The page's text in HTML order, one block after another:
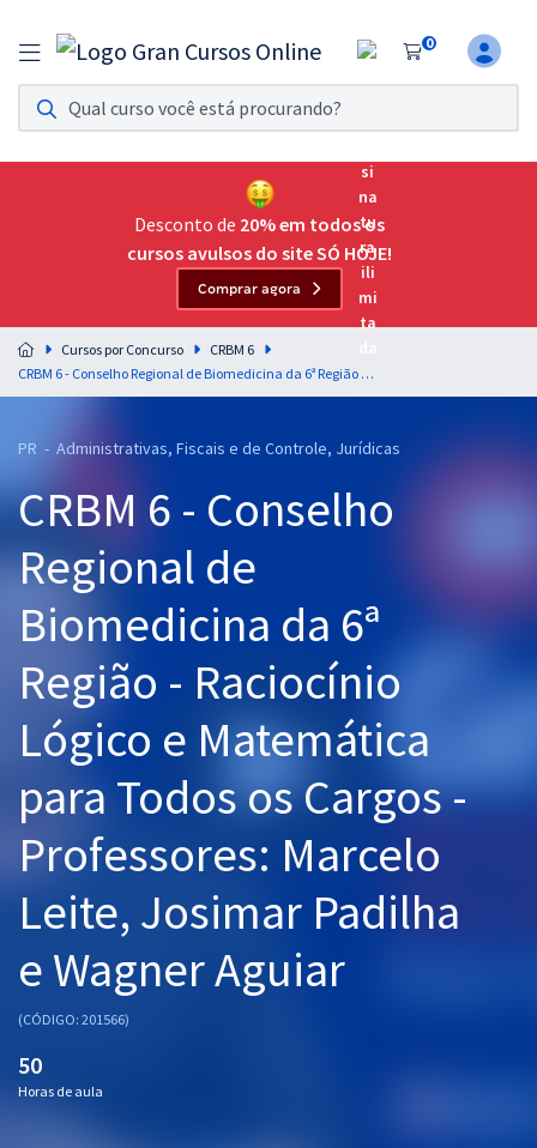
0
Assinatura Ilimitada 11
Acesso a todos os cursos. Teste grátis por 7 dias!
Assinatura OAB Até Passar
Acesso ilimitado a toda preparação para o Exame da
Residências Multiprofissionais
Preparação completa e intensiva para as principais
residências em saúde do Brasil
Cursos 20% OFF
Pós
Graduação
OAB
Mentorias
Questões grátis
Conteúdo gratuito
Aprovados
Atendimento
Desconto de 20% em todos os
cursos avulsos do site SÓ HOJE!
Comprar agora
Cursos por Concurso
CRBM 6
CRBM 6 - Conselho Regional de Biomedicina da 6ª Região - Raciocínio Lógico e Matemática para Todos os Cargos - Professores: Marcelo Leite, Josimar Padilha e Wagner Aguiar
PR - Administrativas, Fiscais e de Controle, Jurídicas
CRBM 6 - Conselho
Regional de
Biomedicina da 6ª
Região - Raciocínio
Lógico e Matemática
para Todos os Cargos -
Professores: Marcelo
Leite, Josimar Padilha
e Wagner Aguiar
(CÓDIGO: 201566)
50
Horas de aula